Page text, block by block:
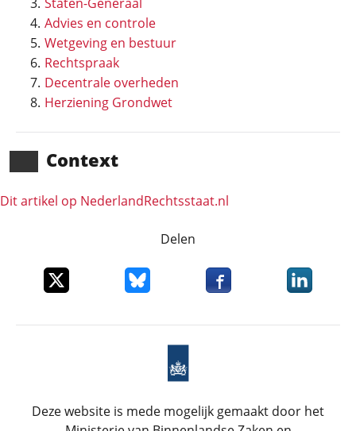
Advies en controle
Wetgeving en bestuur
Rechtspraak
Decentrale overheden
Herziening Grondwet
Context
Dit artikel op NederlandRechts­staat.nl
Delen
Deel dit item op XDeel dit item op Bluesky
Deel dit item opDeel dit
Deze website is mede mogelijk gemaakt door het